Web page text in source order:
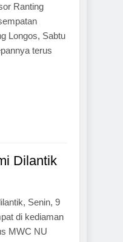
Ranting
Longos, Sabtu
terus
Dilantik
Senin, 9
di kediaman
MWC NU